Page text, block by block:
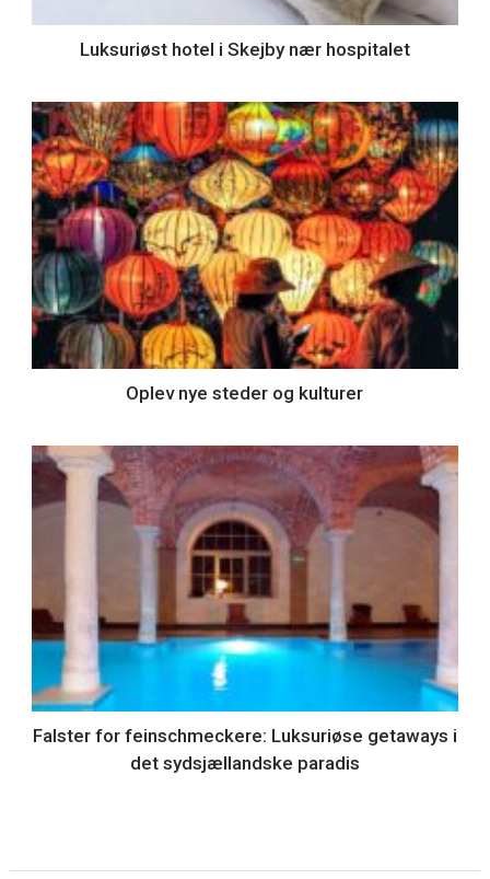
Luksuriøst hotel i Skejby nær hospitalet
Oplev nye steder og kulturer
Falster for feinschmeckere: Luksuriøse getaways i
det sydsjællandske paradis